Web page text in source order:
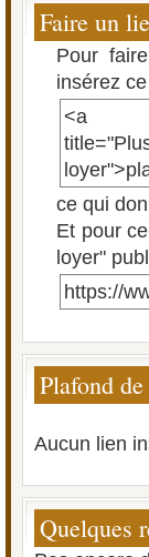
Faire un
Pour
insérez
<a
ce qui
Et pour
loyer"
https://
Plafond
Aucun lien
Quelques